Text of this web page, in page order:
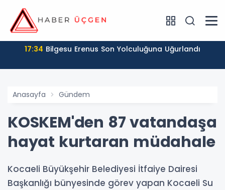
17:34 Bilgesu Erenus Son Yolculuğuna Uğurlandı
Anasayfa Gündem
KOSKEM'den 87 vatandaşa
hayat kurtaran müdahale
Kocaeli Büyükşehir Belediyesi İtfaiye Dairesi
Başkanlığı bünyesinde görev yapan Kocaeli Su